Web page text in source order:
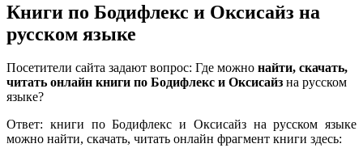
Книги по Бодифлекс и Оксисайз на
русском языке
Посетители сайта задают вопрос: Где можно найти, скачать,
читать онлайн книги по Бодифлекс и Оксисайз на русском
языке?
Ответ: книги по Бодифлекс и Оксисайз на русском языке
можно найти, скачать, читать онлайн фрагмент книги здесь: